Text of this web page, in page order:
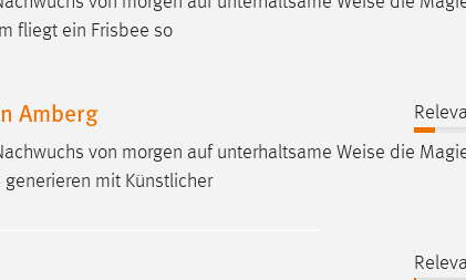
fliegt ein Frisbee so
Amberg
von morgen auf unterhaltsame Weise die
generieren mit Künstlicher